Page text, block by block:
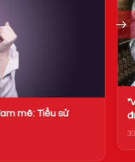
mê: Tiểu sử